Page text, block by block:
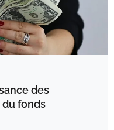
des
fonds